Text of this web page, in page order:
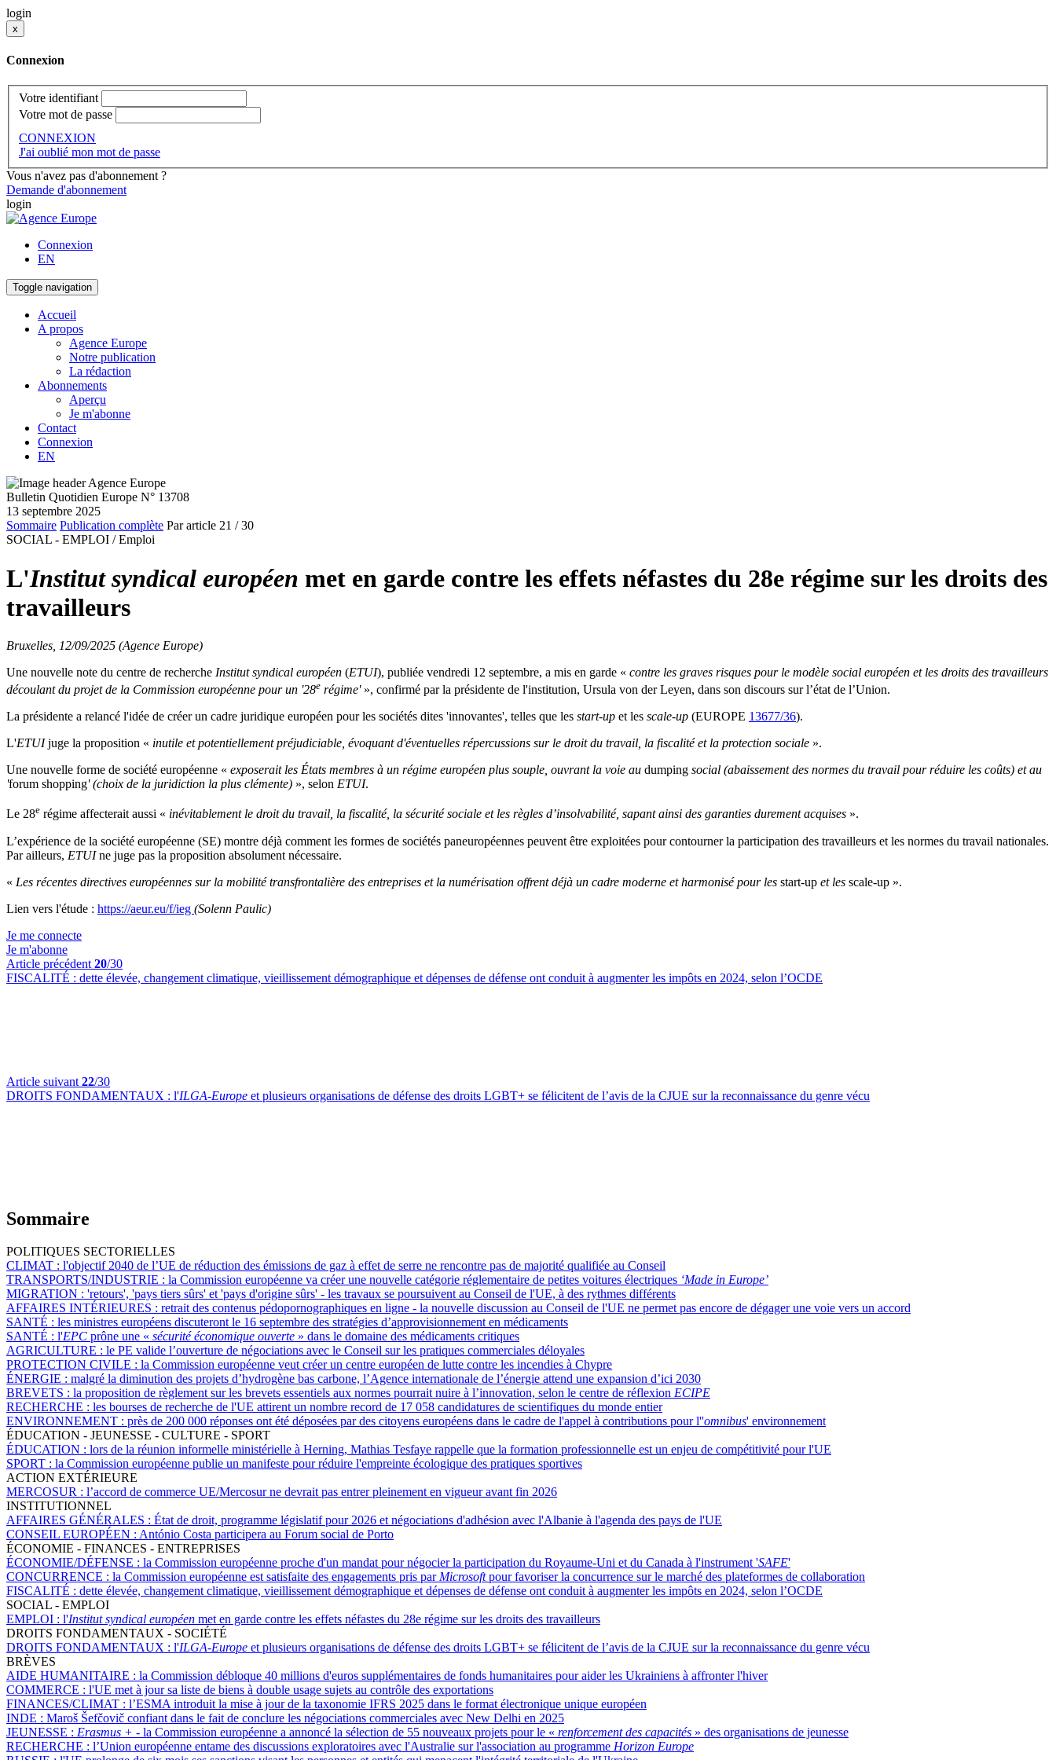
login
x
Connexion
Votre identifiant
Votre mot de passe
CONNEXION
J'ai oublié mon mot de passe
Vous n'avez pas d'abonnement ?
Demande d'abonnement
login
Connexion
EN
Toggle navigation
Accueil
A propos
Agence Europe
Notre publication
La rédaction
Abonnements
Aperçu
Je m'abonne
Contact
Connexion
EN
Bulletin Quotidien Europe N° 13708
13 septembre 2025
Sommaire Publication complète Par article 21 / 30
SOCIAL - EMPLOI / Emploi
L'Institut syndical européen met en garde contre les effets néfastes du 28e régime sur les droits des
travailleurs
Bruxelles, 12/09/2025 (Agence Europe)
Une nouvelle note du centre de recherche Institut syndical européen (ETUI), publiée vendredi 12 septembre, a mis en garde « contre les graves risques pour le modèle social européen et les droits des travailleurs
découlant du projet de la Commission européenne pour un '28e régime' », confirmé par la présidente de l'institution, Ursula von der Leyen, dans son discours sur l’état de l’Union.
La présidente a relancé l'idée de créer un cadre juridique européen pour les sociétés dites 'innovantes', telles que les start-up et les scale-up (EUROPE 13677/36).
L'ETUIjuge la proposition « inutile et potentiellement préjudiciable, évoquant d'éventuelles répercussions sur le droit du travail, la fiscalité et la protection sociale ».
Une nouvelle forme de société européenne « exposerait les États membres à un régime européen plus souple, ouvrant la voie au dumping social (abaissement des normes du travail pour réduire les coûts) et au
'forum shopping' (choix de la juridiction la plus clémente) », selon ETUI.
Le 28e régime affecterait aussi « inévitablement le droit du travail, la fiscalité, la sécurité sociale et les règles d’insolvabilité, sapant ainsi des garanties durement acquises ».
L’expérience de la société européenne (SE) montre déjà comment les formes de sociétés paneuropéennes peuvent être exploitées pour contourner la participation des travailleurs et les normes du travail nationales.
Par ailleurs, ETUIne juge pas la proposition absolument nécessaire.
« Les récentes directives européennes sur la mobilité transfrontalière des entreprises et la numérisation offrent déjà un cadre moderne et harmonisé pour les start-up et les scale-up ».
Lien vers l'étude : https://aeur.eu/f/ieg (Solenn Paulic)
Je me connecte
Je m'abonne
Article précédent 20/30
FISCALITÉ : dette élevée, changement climatique, vieillissement démographique et dépenses de défense ont conduit à augmenter les impôts en 2024, selon l’OCDE
Article suivant 22/30
DROITS FONDAMENTAUX : l'ILGA-Europe et plusieurs organisations de défense des droits LGBT+ se félicitent de l’avis de la CJUE sur la reconnaissance du genre vécu
Sommaire
POLITIQUES SECTORIELLES
CLIMAT : l'objectif 2040 de l’UE de réduction des émissions de gaz à effet de serre ne rencontre pas de majorité qualifiée au Conseil
TRANSPORTS/INDUSTRIE : la Commission européenne va créer une nouvelle catégorie réglementaire de petites voitures électriques ‘Made in Europe’
MIGRATION : 'retours', 'pays tiers sûrs' et 'pays d'origine sûrs' - les travaux se poursuivent au Conseil de l'UE, à des rythmes différents
AFFAIRES INTÉRIEURES : retrait des contenus pédopornographiques en ligne - la nouvelle discussion au Conseil de l'UE ne permet pas encore de dégager une voie vers un accord
SANTÉ : les ministres européens discuteront le 16 septembre des stratégies d’approvisionnement en médicaments
SANTÉ : l'EPC prône une « sécurité économique ouverte » dans le domaine des médicaments critiques
AGRICULTURE : le PE valide l’ouverture de négociations avec le Conseil sur les pratiques commerciales déloyales
PROTECTION CIVILE : la Commission européenne veut créer un centre européen de lutte contre les incendies à Chypre
ÉNERGIE : malgré la diminution des projets d’hydrogène bas carbone, l’Agence internationale de l’énergie attend une expansion d’ici 2030
BREVETS : la proposition de règlement sur les brevets essentiels aux normes pourrait nuire à l’innovation, selon le centre de réflexion ECIPE
RECHERCHE : les bourses de recherche de l'UE attirent un nombre record de 17 058 candidatures de scientifiques du monde entier
ENVIRONNEMENT : près de 200 000 réponses ont été déposées par des citoyens européens dans le cadre de l'appel à contributions pour l''omnibus' environnement
ÉDUCATION - JEUNESSE - CULTURE - SPORT
ÉDUCATION : lors de la réunion informelle ministérielle à Herning, Mathias Tesfaye rappelle que la formation professionnelle est un enjeu de compétitivité pour l'UE
SPORT : la Commission européenne publie un manifeste pour réduire l'empreinte écologique des pratiques sportives
ACTION EXTÉRIEURE
MERCOSUR : l’accord de commerce UE/Mercosur ne devrait pas entrer pleinement en vigueur avant fin 2026
INSTITUTIONNEL
AFFAIRES GÉNÉRALES : État de droit, programme législatif pour 2026 et négociations d'adhésion avec l'Albanie à l'agenda des pays de l'UE
CONSEIL EUROPÉEN : António Costa participera au Forum social de Porto
ÉCONOMIE - FINANCES - ENTREPRISES
ÉCONOMIE/DÉFENSE : la Commission européenne proche d'un mandat pour négocier la participation du Royaume-Uni et du Canada à l'instrument 'SAFE'
CONCURRENCE : la Commission européenne est satisfaite des engagements pris parMicrosoftpour favoriser la concurrence sur le marché des plateformes de collaboration
FISCALITÉ : dette élevée, changement climatique, vieillissement démographique et dépenses de défense ont conduit à augmenter les impôts en 2024, selon l’OCDE
SOCIAL - EMPLOI
EMPLOI : l'Institut syndical européen met en garde contre les effets néfastes du 28e régime sur les droits des travailleurs
DROITS FONDAMENTAUX - SOCIÉTÉ
DROITS FONDAMENTAUX : l'ILGA-Europe et plusieurs organisations de défense des droits LGBT+ se félicitent de l’avis de la CJUE sur la reconnaissance du genre vécu
BRÈVES
AIDE HUMANITAIRE : la Commission débloque 40 millions d'euros supplémentaires de fonds humanitaires pour aider les Ukrainiens à affronter l'hiver
COMMERCE : l'UE met à jour sa liste de biens à double usage sujets au contrôle des exportations
FINANCES/CLIMAT : l’ESMA introduit la mise à jour de la taxonomie IFRS 2025 dans le format électronique unique européen
INDE : Maroš Šefčovič confiant dans le fait de conclure les négociations commerciales avec New Delhi en 2025
JEUNESSE : Erasmus + - la Commission européenne a annoncé la sélection de 55 nouveaux projets pour le « renforcement des capacités » des organisations de jeunesse
RECHERCHE : l’Union européenne entame des discussions exploratoires avec l'Australie sur l'association au programme Horizon Europe